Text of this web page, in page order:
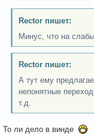
Rector пишет:
Минус, что на
Rector пишет:
А тут ему
непонятные
т.д.
То ли дело в винде